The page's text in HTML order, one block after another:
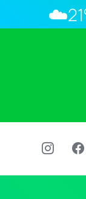
☁️